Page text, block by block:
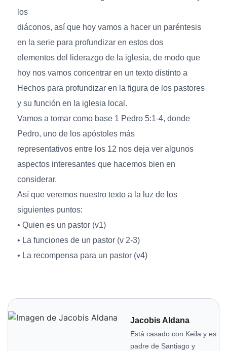
los
diáconos, así que hoy vamos a hacer un paréntesis
en la serie para profundizar en estos dos
elementos del liderazgo de la iglesia, de modo que
hoy nos vamos concentrar en un texto distinto a
Hechos para profundizar en la figura de los pastores
y su función en la iglesia local.
Vamos a tomar como base 1 Pedro 5:1-4, donde
Pedro, uno de los apóstoles más
representativos entre los 12 nos deja ver algunos
aspectos interesantes que hacemos bien en
considerar.
Así que veremos nuestro texto a la luz de los
siguientes puntos:
• Quien es un pastor (v1)
• La funciones de un pastor (v 2-3)
• La recompensa para un pastor (v4)
Jacobis Aldana
Está casado con Keila y es
padre de Santiago y